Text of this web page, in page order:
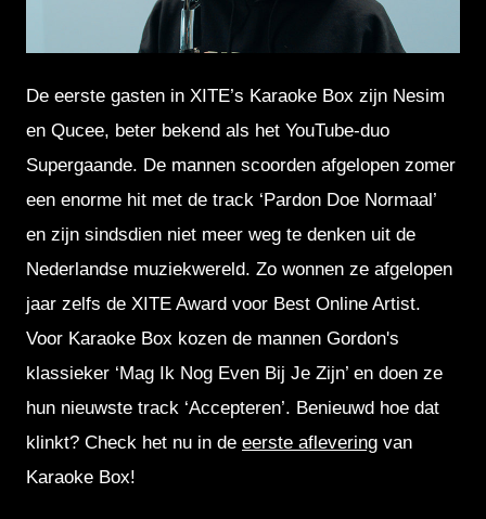
De eerste gasten in XITE’s Karaoke Box zijn Nesim
en Qucee, beter bekend als het YouTube-duo
Supergaande. De mannen scoorden afgelopen zomer
een enorme hit met de track ‘Pardon Doe Normaal’
en zijn sindsdien niet meer weg te denken uit de
Nederlandse muziekwereld. Zo wonnen ze afgelopen
jaar zelfs de XITE Award voor Best Online Artist.
Voor Karaoke Box kozen de mannen Gordon's
klassieker ‘Mag Ik Nog Even Bij Je Zijn’ en doen ze
hun nieuwste track ‘Accepteren’. Benieuwd hoe dat
klinkt? Check het nu in de eerste aflevering van
Karaoke Box!